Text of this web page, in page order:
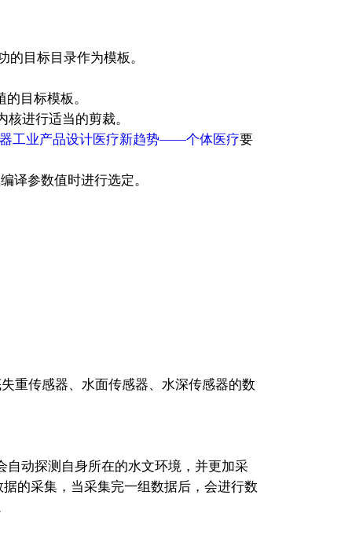
目标目录作为模板。
目标模板。
进行适当的剪裁。
工业产品设计医疗新趋势――个体医疗要
译参数值时进行选定。
重传感器、水面传感器、水深传感器的数
自动探测自身所在的水文环境，并更加采
的采集，当采集完一组数据后，会进行数